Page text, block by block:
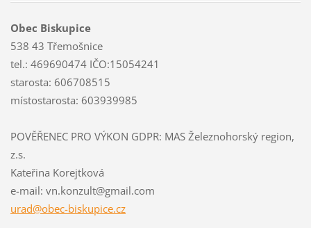
Obec Biskupice
538 43 Třemošnice
tel.: 469690474 IČO:15054241
starosta: 606708515
místostarosta: 603939985
POVĚŘENEC PRO VÝKON GDPR: MAS Železnohorský region,
z.s.
Kateřina Korejtková
e-mail: vn.konzult@gmail.com
urad@obec-biskupice.cz